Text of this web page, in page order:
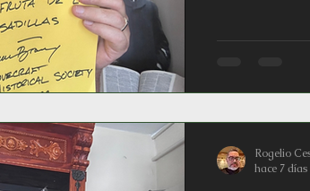
Whisperer in
techniques
Rogelio
hace 7 días